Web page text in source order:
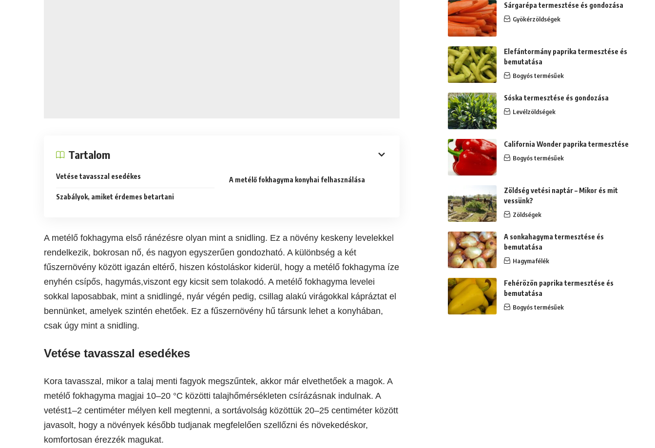
Tartalom
Vetése tavasszal esedékes A metélő fokhagyma konyhai felhasználása
Szabályok, amiket érdemes betartani
A metélő fokhagyma első ránézésre olyan mint a snidling. Ez a növény keskeny levelekkel
rendelkezik, bokrosan nő, és nagyon egyszerűen gondozható. A különbség a két
fűszernövény között igazán eltérő, hiszen kóstoláskor kiderül, hogy a metélő fokhagyma íze
enyhén csípős, hagymás,viszont egy kicsit sem tolakodó. A metélő fokhagyma levelei
sokkal laposabbak, mint a snidlingé, nyár végén pedig, csillag alakú virágokkal kápráztat el
bennünket, amelyek szintén ehetőek. Ez a fűszernövény hű társunk lehet a konyhában,
csak úgy mint a snidling.
Vetése tavasszal esedékes
Kora tavasszal, mikor a talaj menti fagyok megszűntek, akkor már elvethetőek a magok. A
metélő fokhagyma magjai 10–20 °C közötti talajhőmérsékleten csírázásnak indulnak. A
vetést1–2 centiméter mélyen kell megtenni, a sortávolság közöttük 20–25 centiméter között
javasolt, hogy a növények később tudjanak megfelelően szellőzni és növekedéskor,
komfortosan érezzék magukat.
Sárgarépa termesztése és gondozása
Gyökérzöldségek
Elefántormány paprika termesztése és
bemutatása
Bogyós termésűek
Sóska termesztése és gondozása
Levélzöldségek
California Wonder paprika termesztése
Bogyós termésűek
Zöldség vetési naptár – Mikor és mit
vessünk?
Zöldségek
A sonkahagyma termesztése és
bemutatása
Hagymafélék
Fehérözön paprika termesztése és
bemutatása
Bogyós termésűek